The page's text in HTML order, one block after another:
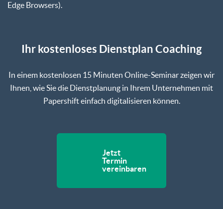
Edge Browsers).
Ihr kostenloses Dienstplan Coaching
In einem kostenlosen 15 Minuten Online-Seminar zeigen wir
Ihnen, wie Sie die Dienstplanung in Ihrem Unternehmen mit
Papershift einfach digitalisieren können.
Jetzt
Termin
vereinbaren